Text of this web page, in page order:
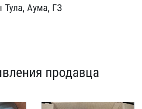
Тула, Аума, ГЗ
продавца